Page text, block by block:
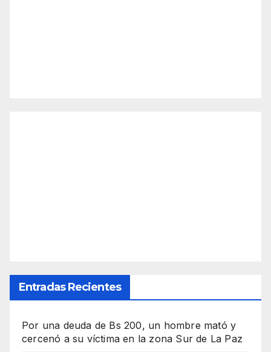
Entradas Recientes
Por una deuda de Bs 200, un hombre mató y
cercenó a su víctima en la zona Sur de La Paz